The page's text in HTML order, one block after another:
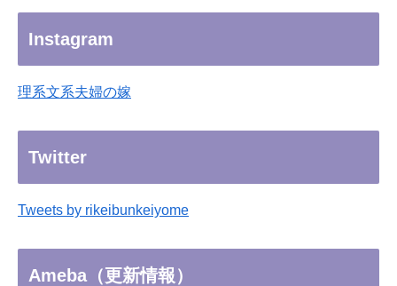
Instagram
理系文系夫婦の嫁
Twitter
Tweets by rikeibunkeiyome
Ameba（更新情報）